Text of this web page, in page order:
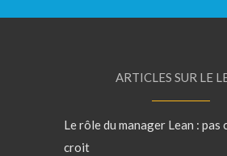
ARTICLES SUR LE
Le rôle du manager Lean : pas
croit